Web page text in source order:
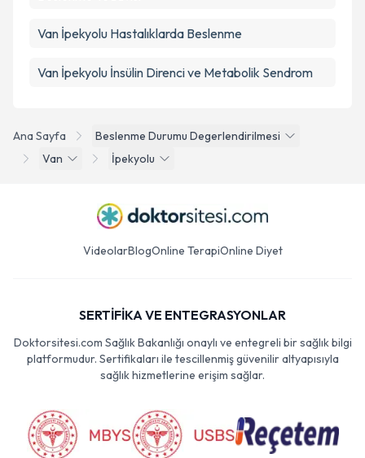
Ana Sayfa
Beslenme Durumu Degerlendirilmesi
Van
İpekyolu
Beslenme Tedavisi
Van İpekyolu Hastalıklarda Beslenme
Van İpekyolu İnsülin Direnci ve Metabolik Sendrom
Videolar Blog Online Terapi Online Diyet
SERTİFİKA VE ENTEGRASYONLAR
Doktorsitesi.com Sağlık Bakanlığı onaylı ve entegreli bir sağlık bilgi
platformudur. Sertifikaları ile tescillenmiş güvenilir altyapısıyla
sağlık hizmetlerine erişim sağlar.